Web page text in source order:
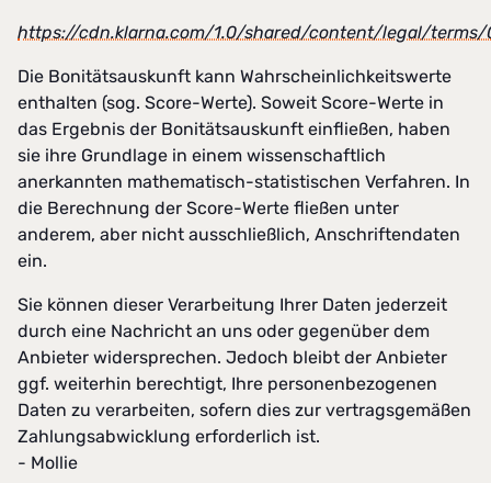
https://cdn.klarna.com/1.0/shared/content/legal/
Die Bonitätsauskunft kann Wahrscheinlichkeitswerte
enthalten (sog. Score-Werte). Soweit Score-Werte in
das Ergebnis der Bonitätsauskunft einfließen, haben
sie ihre Grundlage in einem wissenschaftlich
anerkannten mathematisch-statistischen Verfahren. In
die Berechnung der Score-Werte fließen unter
anderem, aber nicht ausschließlich, Anschriftendaten
ein.
Sie können dieser Verarbeitung Ihrer Daten jederzeit
durch eine Nachricht an uns oder gegenüber dem
Anbieter widersprechen. Jedoch bleibt der Anbieter
ggf. weiterhin berechtigt, Ihre personenbezogenen
Daten zu verarbeiten, sofern dies zur vertragsgemäßen
Zahlungsabwicklung erforderlich ist.
- Mollie